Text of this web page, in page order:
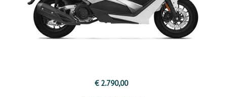
€ 2.790,00